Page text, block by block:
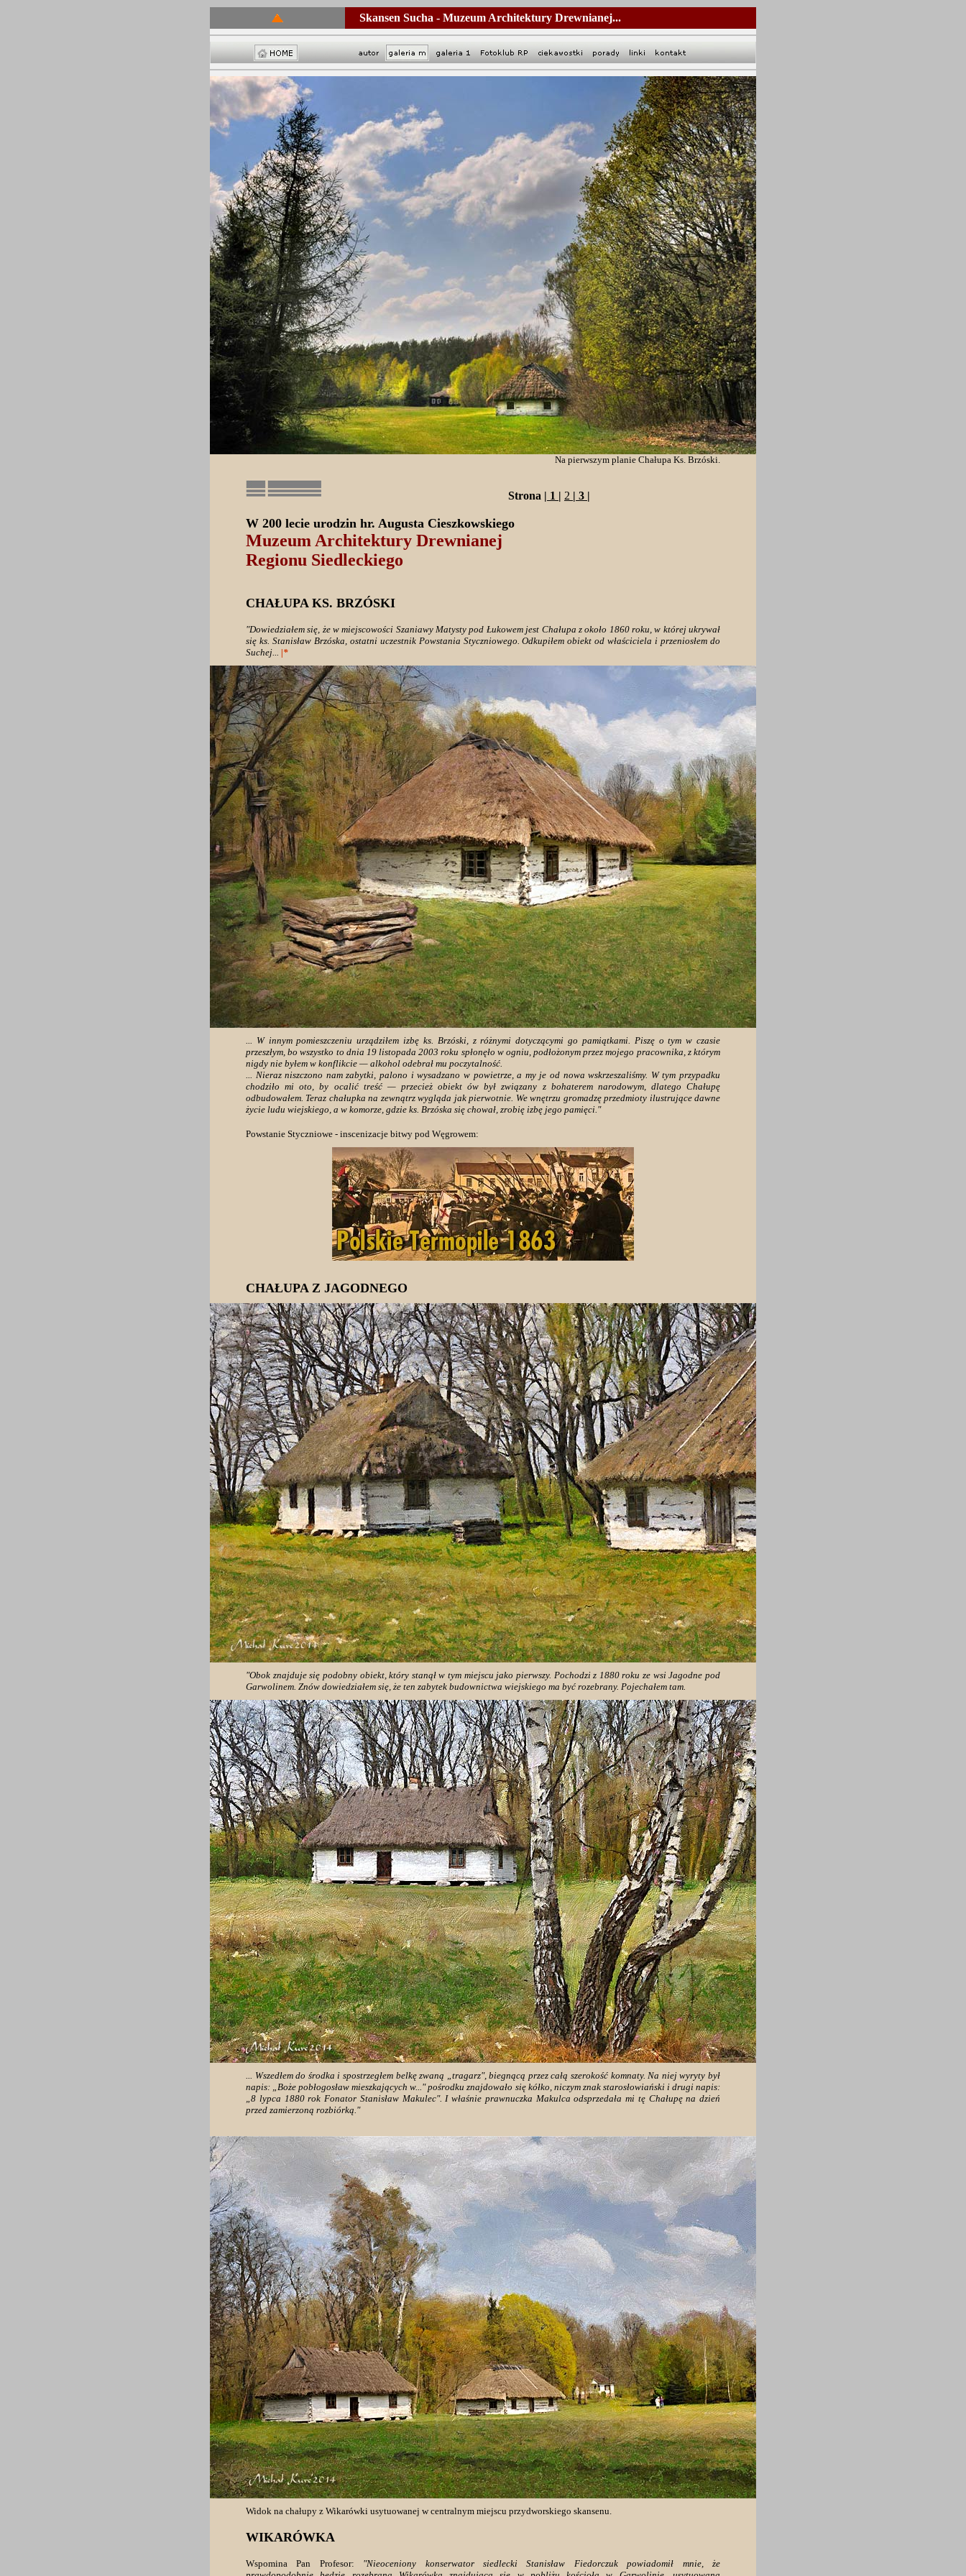
Skansen Sucha - Muzeum Architektury Drewnianej...
Na pierwszym planie Chałupa Ks. Brzóski.
Strona | 1 | 2 | 3 |
W 200 lecie urodzin hr. Augusta Cieszkowskiego
Muzeum Architektury Drewnianej
Regionu Siedleckiego
CHAŁUPA KS. BRZÓSKI
"Dowiedziałem się, że w miejscowości Szaniawy Matysty pod Łukowem jest Chałupa z około 1860 roku, w której ukrywał
się ks. Stanisław Brzóska, ostatni uczestnik Powstania Styczniowego. Odkupiłem obiekt od właściciela i przeniosłem do
Suchej... |*
... W innym pomieszczeniu urządziłem izbę ks. Brzóski, z różnymi dotyczącymi go pamiątkami. Piszę o tym w czasie
przeszłym, bo wszystko to dnia 19 listopada 2003 roku spłonęło w ogniu, podłożonym przez mojego pracownika, z którym
nigdy nie byłem w konflikcie — alkohol odebrał mu poczytalność.
... Nieraz niszczono nam zabytki, palono i wysadzano w powietrze, a my je od nowa wskrzeszaliśmy. W tym przypadku
chodziło mi oto, by ocalić treść — przecież obiekt ów był związany z bohaterem narodowym, dlatego Chałupę
odbudowałem. Teraz chałupka na zewnątrz wygląda jak pierwotnie. We wnętrzu gromadzę przedmioty ilustrujące dawne
życie ludu wiejskiego, a w komorze, gdzie ks. Brzóska się chował, zrobię izbę jego pamięci."
Powstanie Styczniowe - inscenizacje bitwy pod Węgrowem:
CHAŁUPA Z JAGODNEGO
"Obok znajduje się podobny obiekt, który stanął w tym miejscu jako pierwszy. Pochodzi z 1880 roku ze wsi Jagodne pod
Garwolinem. Znów dowiedziałem się, że ten zabytek budownictwa wiejskiego ma być rozebrany. Pojechałem tam.
... Wszedłem do środka i spostrzegłem belkę zwaną „tragarz", biegnącą przez całą szerokość komnaty. Na niej wyryty był
napis: „Boże pobłogosław mieszkających w..." pośrodku znajdowało się kółko, niczym znak starosłowiański i drugi napis:
„8 lypca 1880 rok Fonator Stanisław Makulec". I właśnie prawnuczka Makulca odsprzedała mi tę Chałupę na dzień
przed zamierzoną rozbiórką."
Widok na chałupy z Wikarówki usytuowanej w centralnym miejscu przydworskiego skansenu.
WIKARÓWKA
Wspomina Pan Profesor: "Nieoceniony konserwator siedlecki Stanisław Fiedorczuk powiadomił mnie, że